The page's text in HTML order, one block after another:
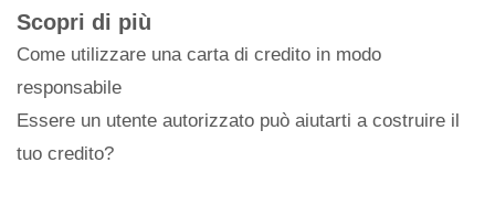
Scopri di più
Come utilizzare una carta di credito in modo
responsabile
Essere un utente autorizzato può aiutarti a costruire il
tuo credito?